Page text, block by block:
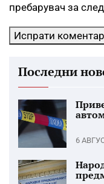
пребарувач за
Последни
6